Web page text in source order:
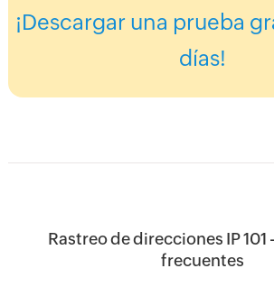
¡Descargar una prueba
días!
Rastreo de direcciones IP 101
frecuentes